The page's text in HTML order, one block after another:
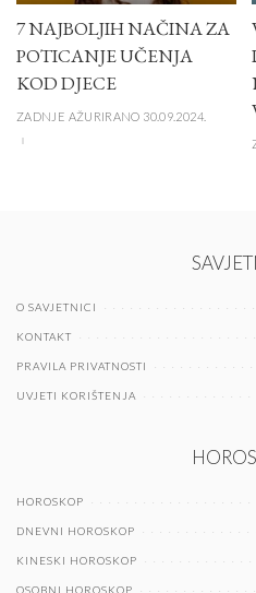
7 NAJBOLJIH NAČINA ZA
POTICANJE UČENJA
KOD DJECE
ZADNJE AŽURIRANO 30.09.2024.
O SAVJETNICI
KONTAKT
PRAVILA PRIVATNOSTI
UVJETI KORIŠTENJA
HOROSKOP
DNEVNI HOROSKOP
KINESKI HOROSKOP
OSOBNI HOROSKOP